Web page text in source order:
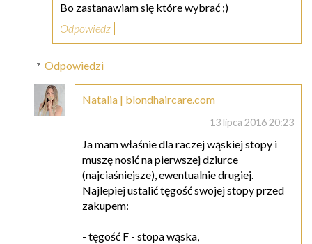
Bo zastanawiam się które wybrać ;)
Odpowiedz
Odpowiedzi
Natalia | blondhaircare.com
13 lipca 2016 20:23
Ja mam właśnie dla raczej wąskiej stopy i
muszę nosić na pierwszej dziurce
(najciaśniejsze), ewentualnie drugiej.
Najlepiej ustalić tęgość swojej stopy przed
zakupem:
- tęgość F - stopa wąska,